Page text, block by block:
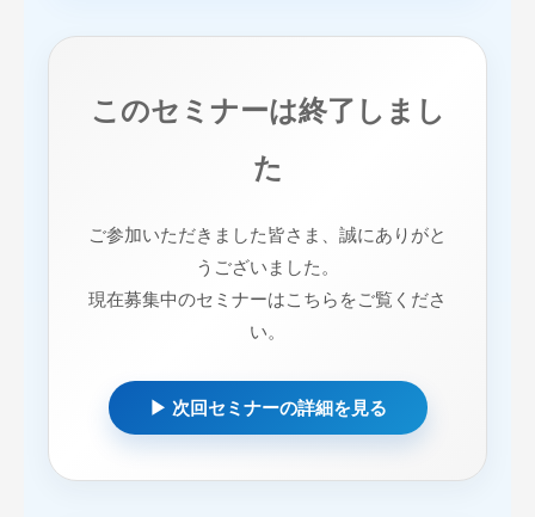
このセミナーは終了しまし
た
ご参加いただきました皆さま、誠にありがと
うございました。
現在募集中のセミナーはこちらをご覧くださ
い。
▶ 次回セミナーの詳細を見る